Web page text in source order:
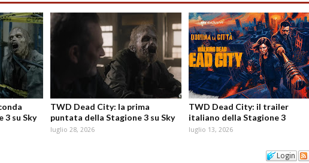
3 su Sky
TWD Dead City: la prima
puntata della Stagione 3 su Sky
luglio 28, 2026
TWD Dead City: il trailer
italiano della Stagione 3
luglio 13, 2026
Login